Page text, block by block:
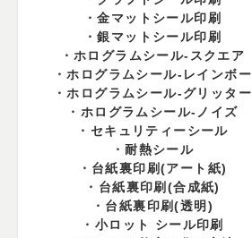
金マットシール印刷
銀マットシール印刷
ホログラムシール-スクエア
ホログラムシール-レインボー
ホログラムシール-グリッター
ホログラムシール-ノイズ
セキュリティーシール
耐熱シール
台紙裏印刷(アート紙)
台紙裏印刷(合成紙)
台紙裏印刷(透明)
小ロット シール印刷